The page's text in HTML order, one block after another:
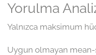
Yorulma
Yalnızca maksimum
Uygun olmayan